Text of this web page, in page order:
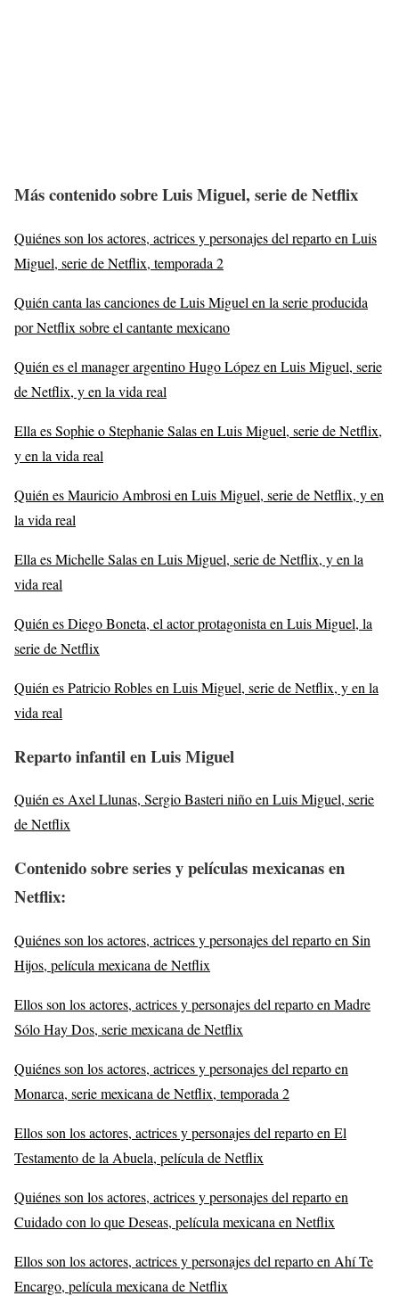
Más contenido sobre Luis Miguel, serie de Netflix
Quiénes son los actores, actrices y personajes del reparto en Luis
Miguel, serie de Netflix, temporada 2
Quién canta las canciones de Luis Miguel en la serie producida
por Netflix sobre el cantante mexicano
Quién es el manager argentino Hugo López en Luis Miguel, serie
de Netflix, y en la vida real
Ella es Sophie o Stephanie Salas en Luis Miguel, serie de Netflix,
y en la vida real
Quién es Mauricio Ambrosi en Luis Miguel, serie de Netflix, y en
la vida real
Ella es Michelle Salas en Luis Miguel, serie de Netflix, y en la
vida real
Quién es Diego Boneta, el actor protagonista en Luis Miguel, la
serie de Netflix
Quién es Patricio Robles en Luis Miguel, serie de Netflix, y en la
vida real
Reparto infantil en Luis Miguel
Quién es Axel Llunas, Sergio Basteri niño en Luis Miguel, serie
de Netflix
Contenido sobre series y películas mexicanas en
Netflix:
Quiénes son los actores, actrices y personajes del reparto en Sin
Hijos, película mexicana de Netflix
Ellos son los actores, actrices y personajes del reparto en Madre
Sólo Hay Dos, serie mexicana de Netflix
Quiénes son los actores, actrices y personajes del reparto en
Monarca, serie mexicana de Netflix, temporada 2
Ellos son los actores, actrices y personajes del reparto en El
Testamento de la Abuela, película de Netflix
Quiénes son los actores, actrices y personajes del reparto en
Cuidado con lo que Deseas, película mexicana en Netflix
Ellos son los actores, actrices y personajes del reparto en Ahí Te
Encargo, película mexicana de Netflix